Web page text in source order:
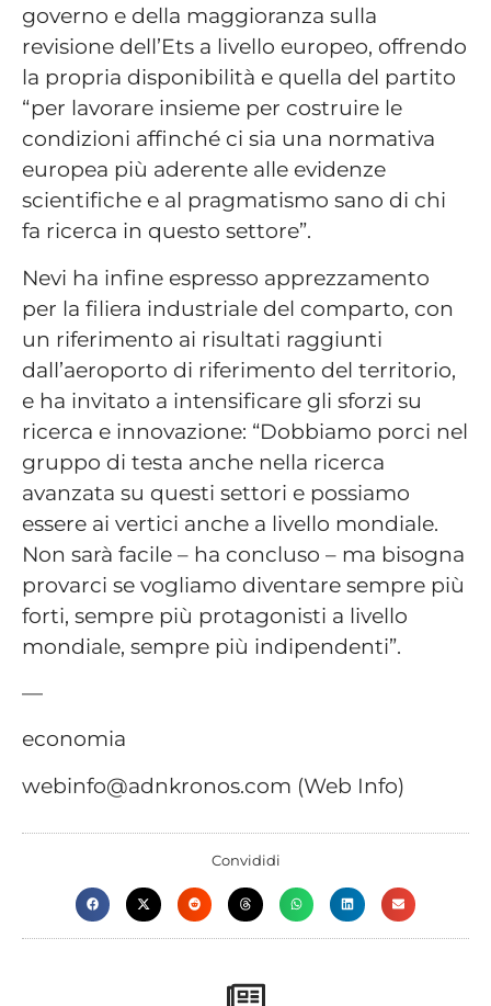
governo e della maggioranza sulla
revisione dell’Ets a livello europeo, offrendo
la propria disponibilità e quella del partito
“per lavorare insieme per costruire le
condizioni affinché ci sia una normativa
europea più aderente alle evidenze
scientifiche e al pragmatismo sano di chi
fa ricerca in questo settore”.
Nevi ha infine espresso apprezzamento
per la filiera industriale del comparto, con
un riferimento ai risultati raggiunti
dall’aeroporto di riferimento del territorio,
e ha invitato a intensificare gli sforzi su
ricerca e innovazione: “Dobbiamo porci nel
gruppo di testa anche nella ricerca
avanzata su questi settori e possiamo
essere ai vertici anche a livello mondiale.
Non sarà facile – ha concluso – ma bisogna
provarci se vogliamo diventare sempre più
forti, sempre più protagonisti a livello
mondiale, sempre più indipendenti”.
—
economia
webinfo@adnkronos.com (Web Info)
Convididi